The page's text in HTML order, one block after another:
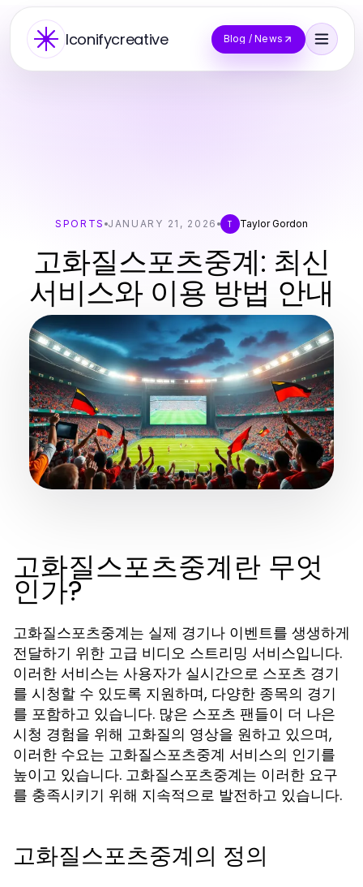
Iconifycreative Blog / News
SPORTS JANUARY 21, 2026 T Taylor Gordon
고화질스포츠중계: 최신
서비스와 이용 방법 안내
고화질스포츠중계란 무엇
인가?
고화질스포츠중계는 실제 경기나 이벤트를 생생하게
전달하기 위한 고급 비디오 스트리밍 서비스입니다.
이러한 서비스는 사용자가 실시간으로 스포츠 경기
를 시청할 수 있도록 지원하며, 다양한 종목의 경기
를 포함하고 있습니다. 많은 스포츠 팬들이 더 나은
시청 경험을 위해 고화질의 영상을 원하고 있으며,
이러한 수요는 고화질스포츠중계 서비스의 인기를
높이고 있습니다. 고화질스포츠중계는 이러한 요구
를 충족시키기 위해 지속적으로 발전하고 있습니다.
고화질스포츠중계의 정의